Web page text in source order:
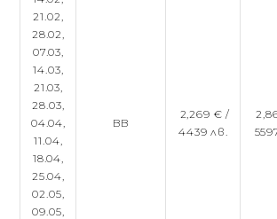
21.02,
28.02,
07.03,
14.03,
21.03,
28.03,
04.04,
11.04,
18.04,
25.04,
02.05,
09.05,
BB
2,269 € /
4439 лв.